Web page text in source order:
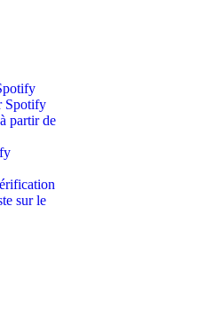
Spotify
partir de
sur le